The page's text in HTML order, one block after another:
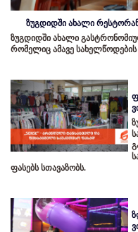
ზუგდიდში ახალი
ზუგდიდში ახალი
რომელიც ამავე
ფასებს სთავაზობს.